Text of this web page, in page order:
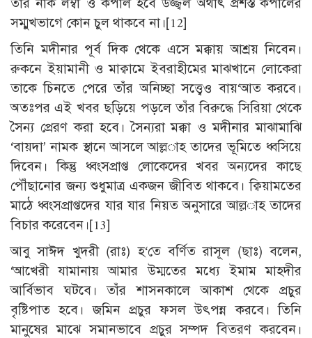
সম্মুখভাগে কোন চুল থাকবে না।[12]
তিনি মদীনার পূর্ব দিক থেকে এসে মক্কায় আশ্রয় নিবেন।
রুকনে ইয়ামানী ও মাক্বামে ইবরাহীমের মাঝখানে লোকেরা
তাকে চিনতে পেরে তাঁর অনিচ্ছা সত্ত্বেও বায়‘আত করবে।
অতঃপর এই খবর ছড়িয়ে পড়লে তাঁর বিরুদ্ধে সিরিয়া থেকে
সৈন্য প্রেরণ করা হবে। সৈন্যরা মক্কা ও মদীনার মাঝামাঝি
‘বায়দা’ নামক স্থানে আসলে আল্ল­াহ তাদের ভূমিতে ধ্বসিয়ে
দিবেন। কিন্তু ধ্বংসপ্রাপ্ত লোকেদের খবর অন্যদের কাছে
পৌঁছানোর জন্য শুধুমাত্র একজন জীবিত থাকবে। ক্বিয়ামতের
মাঠে ধ্বংসপ্রাপ্তদের যার যার নিয়ত অনুসারে আল্ল­াহ তাদের
বিচার করেবেন।[13]
আবু সাঈদ খুদরী (রাঃ) হ‘তে বর্ণিত রাসূল (ছাঃ) বলেন,
‘আখেরী যামানায় আমার উম্মতের মধ্যে ইমাম মাহদীর
আর্বিভাব ঘটবে। তাঁর শাসনকালে আকাশ থেকে প্রচুর
বৃষ্টিপাত হবে। জমিন প্রচুর ফসল উৎপন্ন করবে। তিনি
মানুষের মাঝে সমানভাবে প্রচুর সম্পদ বিতরণ করবেন।